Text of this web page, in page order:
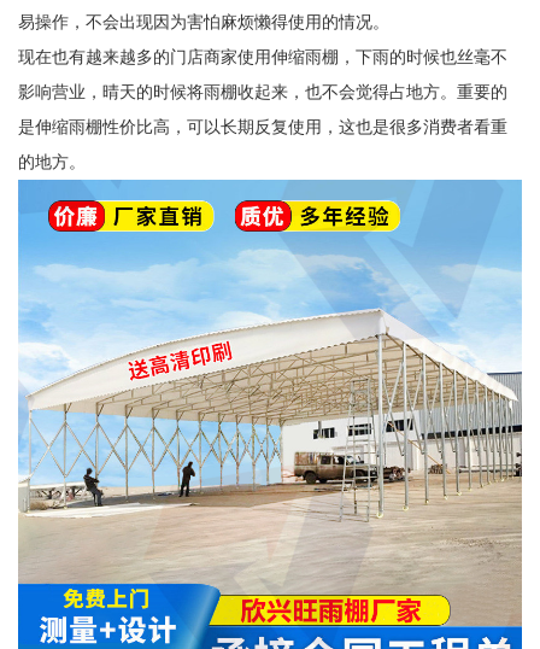
易操作，不会出现因为害怕麻烦懒得使用的情况。
现在也有越来越多的门店商家使用伸缩雨棚，下雨的时候也丝毫不
影响营业，晴天的时候将雨棚收起来，也不会觉得占地方。重要的
是伸缩雨棚性价比高，可以长期反复使用，这也是很多消费者看重
的地方。